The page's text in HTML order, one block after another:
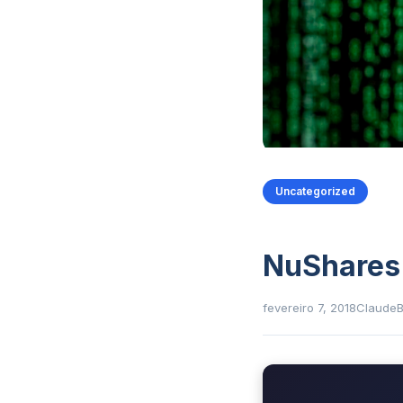
Uncategorized
NuShares
fevereiro 7, 2018